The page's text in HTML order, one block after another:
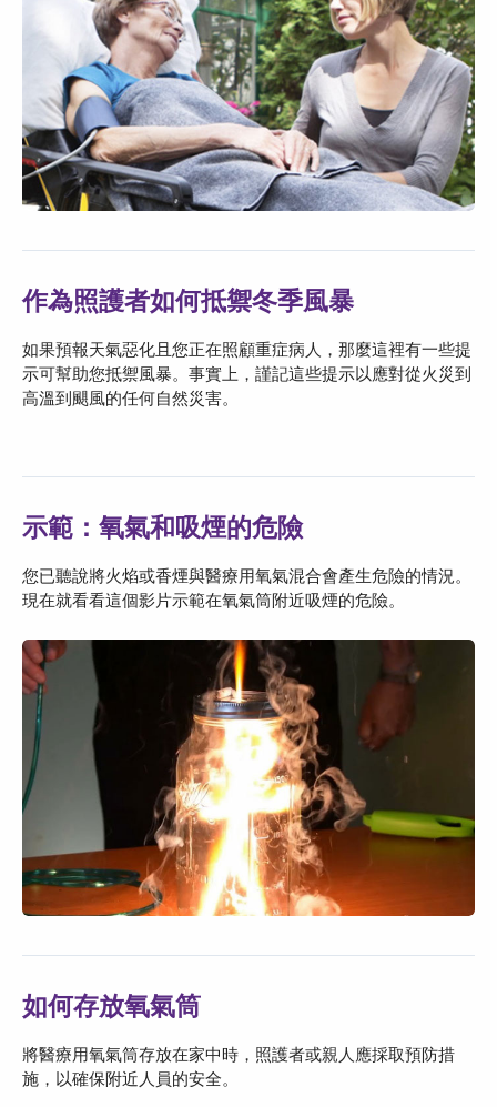
作為照護者如何抵禦冬季風暴
如果預報天氣惡化且您正在照顧重症病人，那麼這裡有一些提
示可幫助您抵禦風暴。事實上，謹記這些提示以應對從火災到
高溫到颶風的任何自然災害。
示範：氧氣和吸煙的危險
您已聽說將火焰或香煙與醫療用氧氣混合會產生危險的情況。
現在就看看這個影片示範在氧氣筒附近吸煙的危險。
如何存放氧氣筒
將醫療用氧氣筒存放在家中時，照護者或親人應採取預防措
施，以確保附近人員的安全。